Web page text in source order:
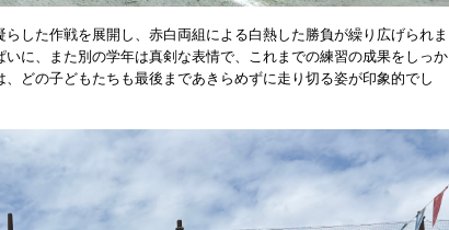
した作戦を展開し、赤白両組による白熱した勝負が繰り広げられま
に、また別の学年は真剣な表情で、これまでの練習の成果をしっか
どの子どもたちも最後まであきらめずに走り切る姿が印象的でし